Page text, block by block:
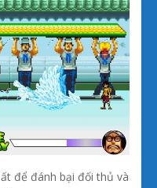
để đánh bại đối thủ và